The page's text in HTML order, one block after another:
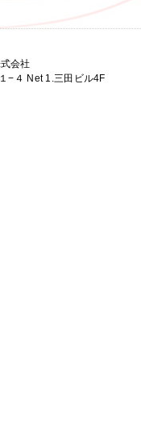
会社
−４ Net 1.三田ビル4F